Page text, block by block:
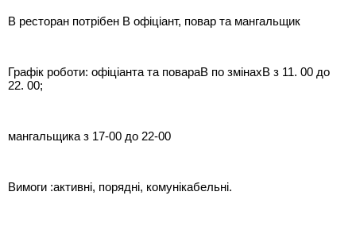
В ресторан потрібен В офіціант, повар та мангальщик
Графік роботи: офіціанта та повараВ по змінахВ з 11. 00 до
22. 00;
мангальщика з 17-00 до 22-00
Вимоги :активні, порядні, комунікабельні.